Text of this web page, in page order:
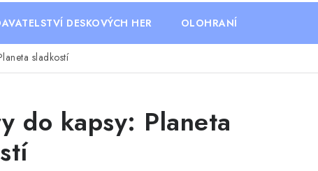
DESKOVÝCH HER OLOHRANÍ
sladkostí
do kapsy: Planeta